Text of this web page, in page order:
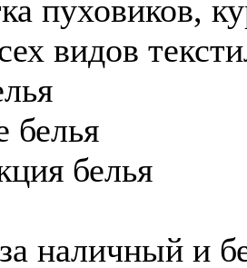
пуховиков,
видов
белья
белья
наличный и